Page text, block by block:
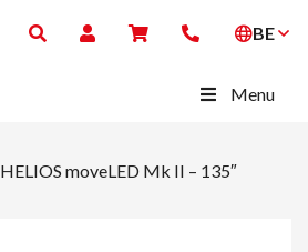
BE
Menu
HELIOS moveLED Mk II – 135″